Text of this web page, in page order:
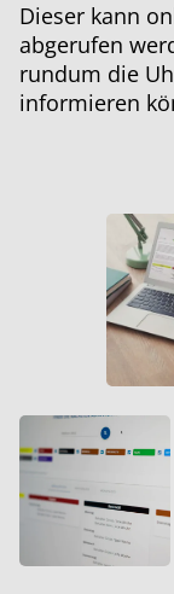
Dieser kann
abgerufen
rundum die
informieren